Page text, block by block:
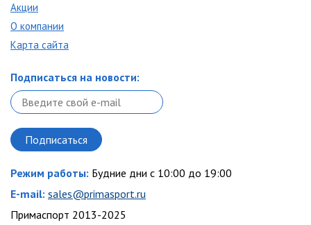
Акции
О компании
Карта сайта
Подписаться на новости:
Режим работы: Будние дни с 10:00 до 19:00
E-mail: sales@primasport.ru
Примаспорт 2013-2025